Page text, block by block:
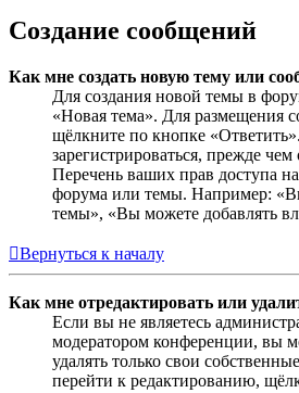
Создание сообщений
Как мне создать новую тему или
Для создания новой темы в
«Новая тема». Для размещения
щёлкните по кнопке
зарегистрироваться, прежде
Перечень ваших прав доступа
форума или темы. Например:
темы», «Вы можете добавлять
Вернуться к началу
Как мне отредактировать или
Если вы не являетесь
модератором конференции, вы
удалять только свои
перейти к редактированию,